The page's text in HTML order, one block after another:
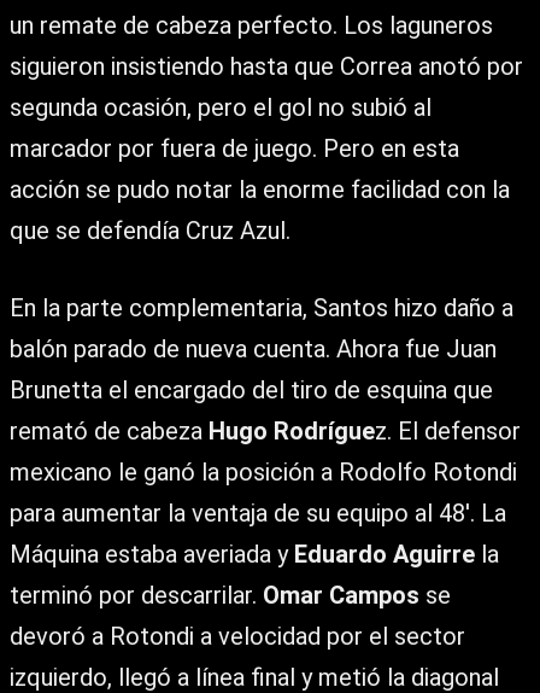
un remate de cabeza perfecto. Los laguneros
siguieron insistiendo hasta que Correa anotó por
segunda ocasión, pero el gol no subió al
marcador por fuera de juego. Pero en esta
acción se pudo notar la enorme facilidad con la
que se defendía Cruz Azul.
En la parte complementaria, Santos hizo daño a
balón parado de nueva cuenta. Ahora fue Juan
Brunetta el encargado del tiro de esquina que
remató de cabeza Hugo Rodríguez. El defensor
mexicano le ganó la posición a Rodolfo Rotondi
para aumentar la ventaja de su equipo al 48′. La
Máquina estaba averiada y Eduardo Aguirre la
terminó por descarrilar. Omar Campos se
devoró a Rotondi a velocidad por el sector
izquierdo, llegó a línea final y metió la diagonal